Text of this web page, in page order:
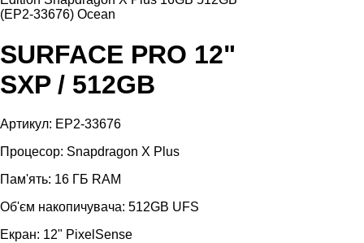
SURFACE PRO 12"
SXP / 512GB
Артикул: EP2-33676
Процесор: Snapdragon X Plus
Пам'ять: 16 ГБ RAM
Об'єм накопичувача: 512GB UFS
Екран: 12" PixelSense